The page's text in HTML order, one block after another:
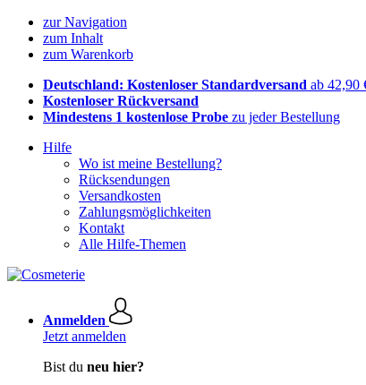
zur Navigation
zum Inhalt
zum Warenkorb
Deutschland: Kostenloser Standardversand ab 42,90
Kostenloser Rückversand
Mindestens 1 kostenlose Probe zu jeder Bestellung
Hilfe
Wo ist meine Bestellung?
Rücksendungen
Versandkosten
Zahlungsmöglichkeiten
Kontakt
Alle Hilfe-Themen
Anmelden
Jetzt anmelden
Bist du neu hier?